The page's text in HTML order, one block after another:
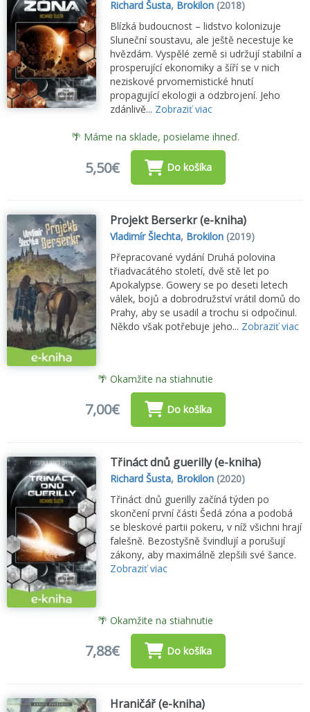
Richard Šusta, Brokilon (2018)
Blízká budoucnost – lidstvo kolonizuje
Sluneční soustavu, ale ještě necestuje ke
hvězdám. Vyspělé země si udržují stabilní a
prosperující ekonomiky a šíří se v nich
neziskové prvomemistické hnutí
propagující ekologii a odzbrojení. Jeho
zdánlivě... Zobraziť viac
🌴 Máme na sklade, posielame ihneď.
5,50€ Do košíka
Projekt Berserkr (e-kniha)
Vladimír Šlechta, Brokilon (2019)
Přepracované vydání Druhá polovina
třiadvacátého století, dvě stě let po
Apokalypse. Gowery se po deseti letech
válek, bojů a dobrodružství vrátil domů do
Prahy, aby se usadil a trochu si odpočinul.
Někdo však potřebuje jeho... Zobraziť viac
🌴 Okamžite na stiahnutie
7,00€ Do košíka
Třináct dnů guerilly (e-kniha)
Richard Šusta, Brokilon (2020)
Třináct dnů guerilly začíná týden po
skončení první části Šedá zóna a podobá
se bleskové partii pokeru, v níž všichni hrají
falešně. Bezostyšně švindlují a porušují
zákony, aby maximálně zlepšili své šance.
Zobraziť viac
🌴 Okamžite na stiahnutie
7,88€ Do košíka
Hraničář (e-kniha)